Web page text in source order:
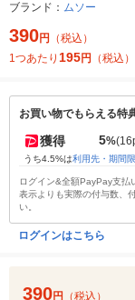
ブランド： ムソー
390円
（税込）
1つあたり 195円 （税込）
お買い物でもらえる特
獲得 5%
うち4.5%は利用先・期間
ログイン&全額PayPay支払
表示よりも実際の付与数、
い。
ログインはこちら
390円
（税込）